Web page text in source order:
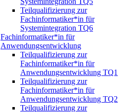
Teilqualifizierung zur
Fachinformatiker*in für
Systemintegration TQ6
Fachinformatiker*in für
Anwendungsentwicklung
Teilqualifizierung zur
Fachinformatiker*in für
Anwendungsentwicklung TQ1
Teilqualifizierung zur
Fachinformatiker*in für
Anwendungsentwicklung TQ2
Teilqualifizierung zur